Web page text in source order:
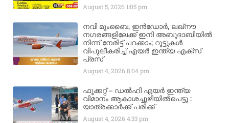
August 5, 2026 1:05 pm
നവി മുംബൈ, ഇൻഡോർ, ലഖ്നൗ
നഗരങ്ങളിലേക്ക് ഇനി അബുദാബിയിൽ
നിന്ന് നേരിട്ട് പറക്കാം; റൂട്ടുകൾ
വിപുലീകരിച്ച് എയർ ഇന്ത്യ എക്സ്
പ്രസ്
August 4, 20268:04 pm
ഫൂക്കറ്റ് – ഡൽഹി എയര്‍ ഇന്ത്യ
വിമാനം ആകാശച്ചുഴിയില്‍പെട്ടു :
യാത്രക്കാര്‍ക്ക് പരിക്ക്
August 4, 20264:33 pm